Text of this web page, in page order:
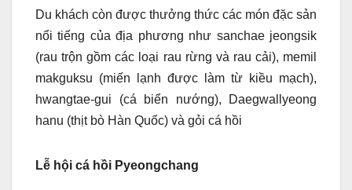
Du khách còn được thưởng thức các món đặc sản
nổi tiếng của địa phương như sanchae jeongsik
(rau trộn gồm các loại rau rừng và rau cải), memil
makguksu (miến lạnh được làm từ kiều mạch),
hwangtae-gui (cá biển nướng), Daegwallyeong
hanu (thịt bò Hàn Quốc) và gỏi cá hồi
Lễ hội cá hồi Pyeongchang